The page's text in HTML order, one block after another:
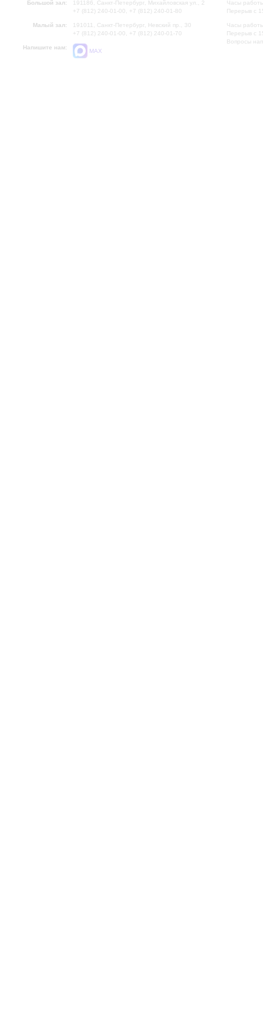
Большой зал:
191186, Санкт-Петербург, Михайловская ул., 2
+7 (812) 240-01-00, +7 (812) 240-01-80
Малый зал:
191011, Санкт-Петербург, Невский пр., 30
+7 (812) 240-01-00, +7 (812) 240-01-70
Напишите нам:
MAX
Часы
Перерыв с
Часы
Перерыв с
Вопросы